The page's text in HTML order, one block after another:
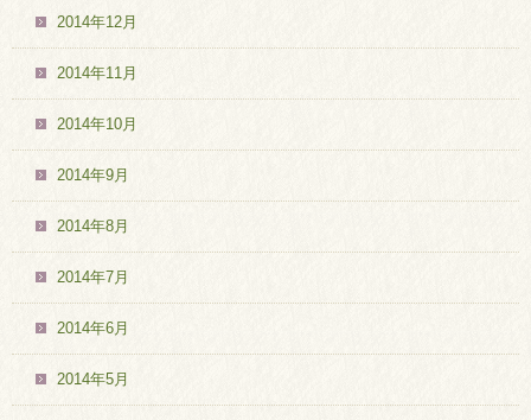
2014年12月
2014年11月
2014年10月
2014年9月
2014年8月
2014年7月
2014年6月
2014年5月